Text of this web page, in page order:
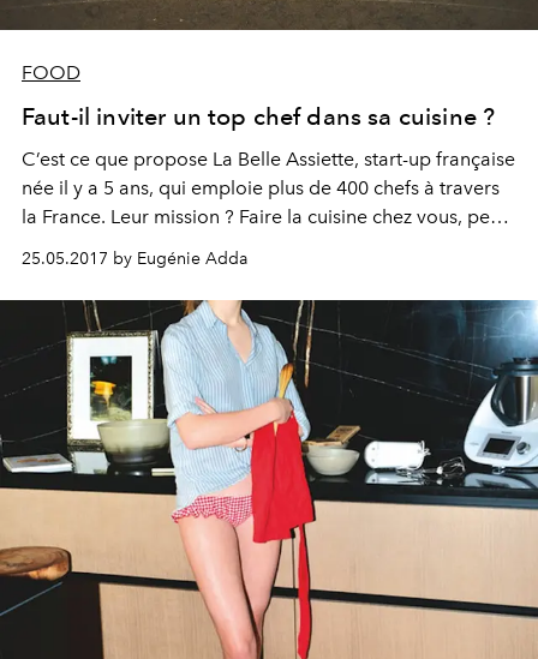
FOOD
Faut-il inviter un top chef dans sa cuisine ?
C’est ce que propose La Belle Assiette, start-up française
née il y a 5 ans, qui emploie plus de 400 chefs à travers
la France. Leur mission ? Faire la cuisine chez vous, peu
importe vos équipements, et gérer les courses, la
préparation et même le service. Verdict.
25.05.2017 by Eugénie Adda